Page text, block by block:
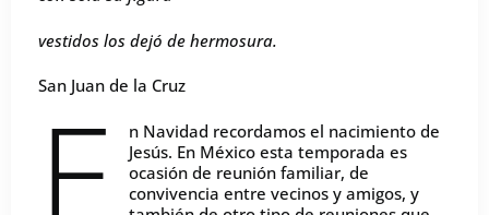
vestidos los dejó de hermosura.
San Juan de la Cruz
E
n Navidad recordamos el nacimiento de
Jesús. En México esta temporada es
ocasión de reunión familiar, de
convivencia entre vecinos y amigos, y